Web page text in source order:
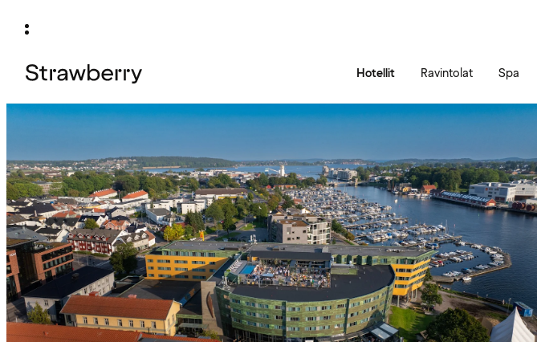
Hotellit Ravintolat Spa